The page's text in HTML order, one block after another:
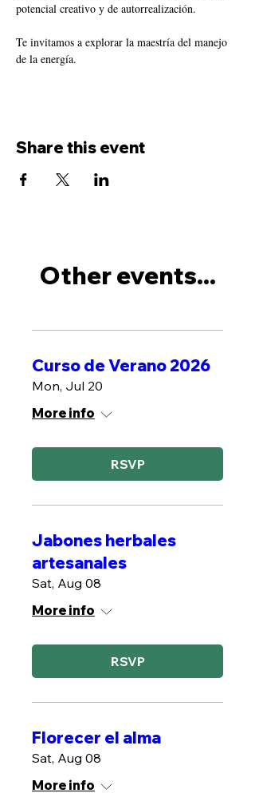
potencial creativo y de autorrealización.
Te invitamos a explorar la maestría del manejo
de la energía.
Share this event
Other events...
Curso de Verano 2026
Mon, Jul 20
More info
RSVP
Jabones herbales
artesanales
Sat, Aug 08
More info
RSVP
Florecer el alma
Sat, Aug 08
More info